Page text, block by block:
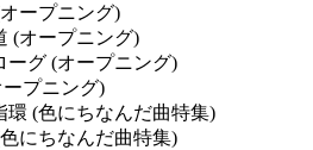
ープニング)
(オープニング)
ーグ (オープニング)
プニング)
環 (色にちなんだ曲特集)
にちなんだ曲特集)